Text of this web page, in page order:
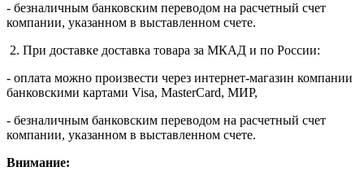
- безналичным банковским переводом на расчетный счет
компании, указанном в выставленном счете.
2. При доставке доставка товара за МКАД и по России:
- оплата можно произвести через интернет-магазин компании
банковскими картами Visa, MasterСard, МИР,
- безналичным банковским переводом на расчетный счет
компании, указанном в выставленном счете.
Внимание: